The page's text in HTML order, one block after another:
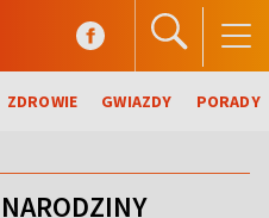
ZDROWIE GWIAZDY PORADY